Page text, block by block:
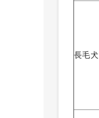
長毛犬